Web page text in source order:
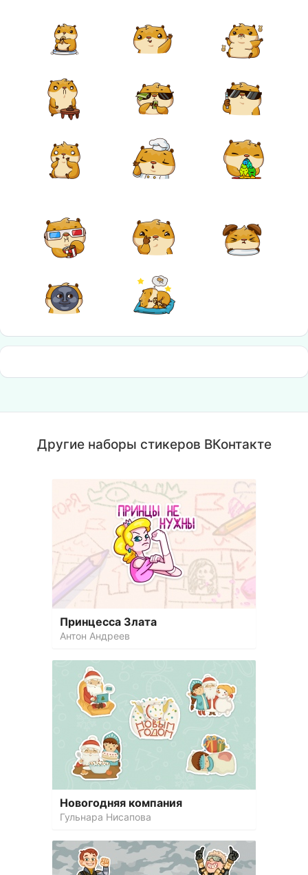
Другие наборы стикеров ВКонтакте
Принцесса Злата
Антон Андреев
Новогодняя компания
Гульнара Нисапова